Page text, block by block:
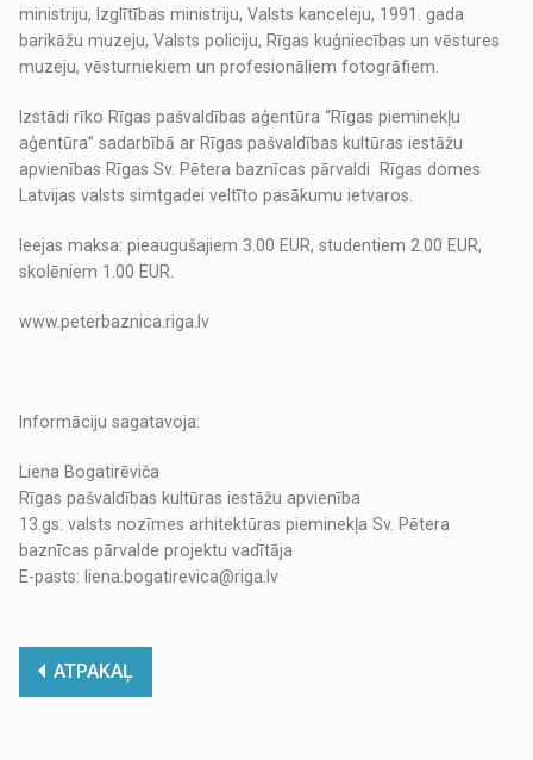
ministriju, Izglītības ministriju, Valsts kanceleju, 1991. gada
barikāžu muzeju, Valsts policiju, Rīgas kuģniecības un vēstures
muzeju, vēsturniekiem un profesionāliem fotogrāfiem.
Izstādi rīko Rīgas pašvaldības aģentūra “Rīgas pieminekļu
aģentūra” sadarbībā ar Rīgas pašvaldības kultūras iestāžu
apvienības Rīgas Sv. Pētera baznīcas pārvaldi Rīgas domes
Latvijas valsts simtgadei veltīto pasākumu ietvaros.
Ieejas maksa: pieaugušajiem 3.00 EUR, studentiem 2.00 EUR,
skolēniem 1.00 EUR.
www.peterbaznica.riga.lv
Informāciju sagatavoja:
Liena Bogatirēviča
Rīgas pašvaldības kultūras iestāžu apvienība
13.gs. valsts nozīmes arhitektūras pieminekļa Sv. Pētera
baznīcas pārvalde projektu vadītāja
E-pasts: liena.bogatirevica@riga.lv
ATPAKAĻ